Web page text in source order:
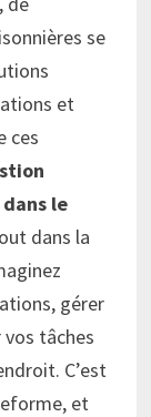
se
et
ces
le
dans la
gérer
tâches
C’est
et